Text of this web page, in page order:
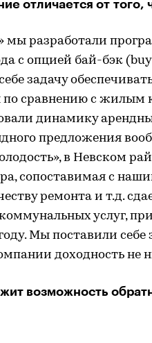
отличается от того,
разработали
с опцией бай-бэк
задачу
по сравнению с жилым
динамику
предложения
в Невском
сопоставимая с
ремонта и т.д.
услуг,
Мы поставили себе
доходность не
возможность